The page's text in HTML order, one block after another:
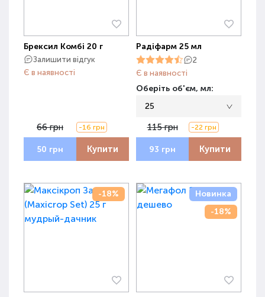
Брексил Комбі 20 г
Залишити відгук
Є в наявності
66 грн -16 грн
50 грн Купити
Радіфарм 25 мл
2
Є в наявності
Оберіть об'єм, мл:
25
115 грн -22 грн
93 грн Купити
-18%
Новинка
-18%